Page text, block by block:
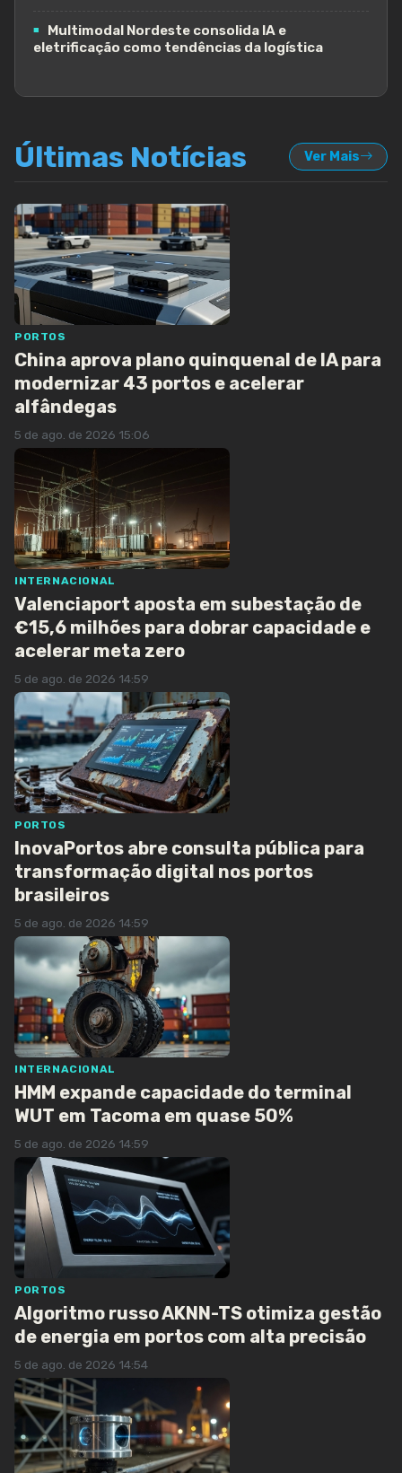
Multimodal Nordeste consolida IA e
eletrificação como tendências da logística
Últimas Notícias Ver Mais
PORTOS
China aprova plano quinquenal de IA para
modernizar 43 portos e acelerar
alfândegas
5 de ago. de 2026 15:06
INTERNACIONAL
Valenciaport aposta em subestação de
€15,6 milhões para dobrar capacidade e
acelerar meta zero
5 de ago. de 2026 14:59
PORTOS
InovaPortos abre consulta pública para
transformação digital nos portos
brasileiros
5 de ago. de 2026 14:59
INTERNACIONAL
HMM expande capacidade do terminal
WUT em Tacoma em quase 50%
5 de ago. de 2026 14:59
PORTOS
Algoritmo russo AKNN-TS otimiza gestão
de energia em portos com alta precisão
5 de ago. de 2026 14:54